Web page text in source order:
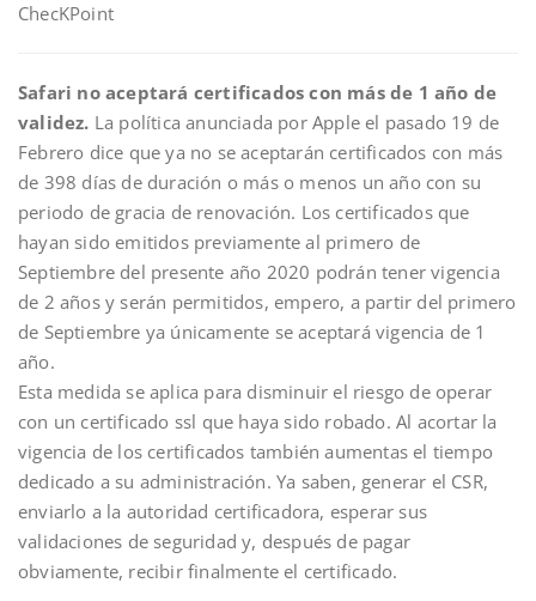
ChecKPoint
Safari no aceptará certificados con más de 1 año de
validez. La política anunciada por Apple el pasado 19 de
Febrero dice que ya no se aceptarán certificados con más
de 398 días de duración o más o menos un año con su
periodo de gracia de renovación. Los certificados que
hayan sido emitidos previamente al primero de
Septiembre del presente año 2020 podrán tener vigencia
de 2 años y serán permitidos, empero, a partir del primero
de Septiembre ya únicamente se aceptará vigencia de 1
año.
Esta medida se aplica para disminuir el riesgo de operar
con un certificado ssl que haya sido robado. Al acortar la
vigencia de los certificados también aumentas el tiempo
dedicado a su administración. Ya saben, generar el CSR,
enviarlo a la autoridad certificadora, esperar sus
validaciones de seguridad y, después de pagar
obviamente, recibir finalmente el certificado.